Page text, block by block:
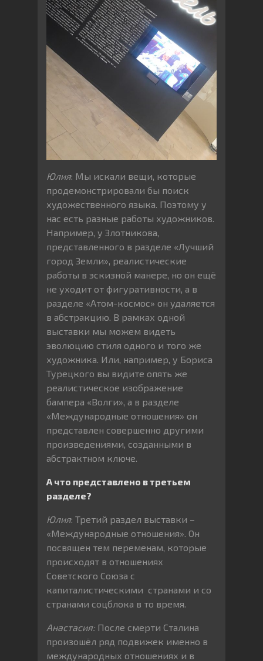
Юлия: Мы искали вещи, которые
продемонстрировали бы поиск
художественного языка. Поэтому у
нас есть разные работы художников.
Например, у Злотникова,
представленного в разделе «Лучший
город Земли», реалистические
работы в эскизной манере, но он ещё
не уходит от фигуративности, а в
разделе «Атом-космос» он удаляется
в абстракцию. В рамках одной
выставки мы можем видеть
эволюцию стиля одного и того же
художника. Или, например, у Бориса
Турецкого вы видите опять же
реалистическое изображение
бампера «Волги», а в разделе
«Международные отношения» он
представлен совершенно другими
произведениями, созданными в
абстрактном ключе.
А что представлено в третьем
разделе?
Юлия: Третий раздел выставки –
«Международные отношения». Он
посвящен тем переменам, которые
происходят в отношениях
Советского Союза с
капиталистическими странами и со
странами соцблока в то время.
Анастасия: После смерти Сталина
произошёл ряд подвижек именно в
международных отношениях и в